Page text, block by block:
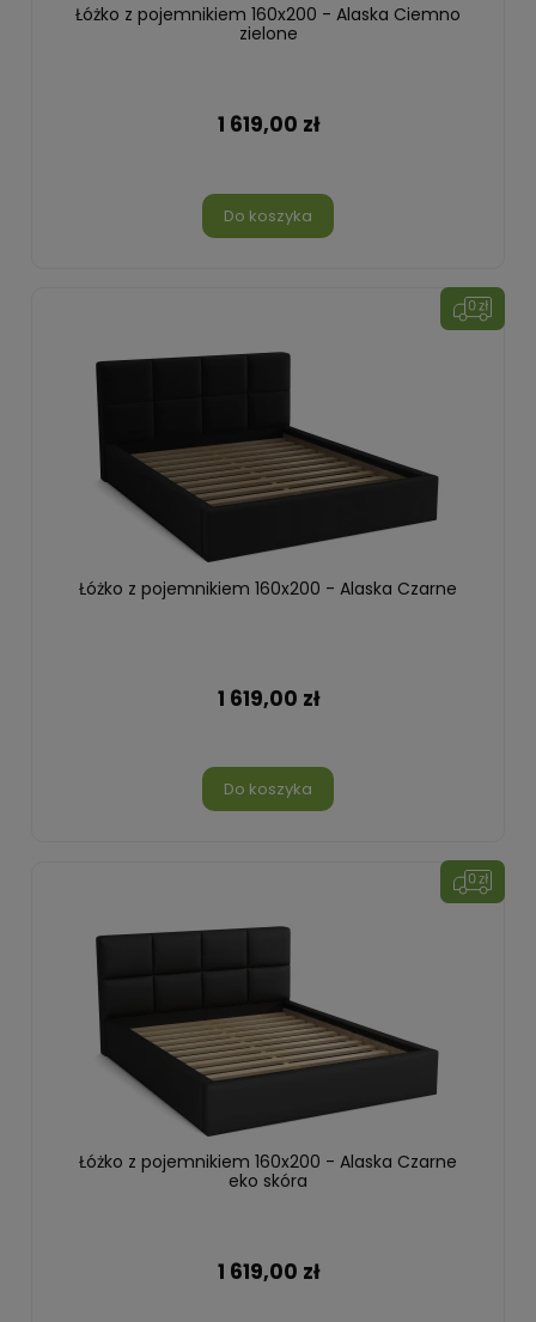
Łóżko z pojemnikiem 160x200 - Alaska Ciemno
zielone
1 619,00 zł
Do koszyka
Łóżko z pojemnikiem 160x200 - Alaska Czarne
1 619,00 zł
Do koszyka
Łóżko z pojemnikiem 160x200 - Alaska Czarne
eko skóra
1 619,00 zł